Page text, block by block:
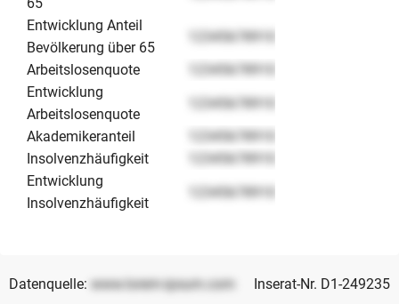
Entwicklung Anteil
Bevölkerung über 65
12345678910
Arbeitslosenquote
12345678910
Entwicklung
Arbeitslosenquote
12345678910
Akademikeranteil
12345678910
Insolvenzhäufigkeit
12345678910
Entwicklung
Insolvenzhäufigkeit
12345678910
Datenquelle: www.lorem-ipsum.com Inserat-Nr. D1-249235